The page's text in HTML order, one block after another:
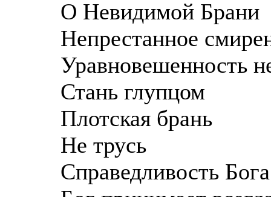
О Невидимой Брани
Непрестанное
Уравновешенность
Стань глупцом
Плотская брань
Не трусь
Справедливость Бога